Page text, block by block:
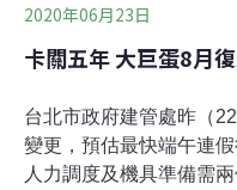
2020年06月23日
卡關五年 大巨蛋8月
台北市政府建管處昨（
變更，預估最快端午連
人力調度及機具準備需